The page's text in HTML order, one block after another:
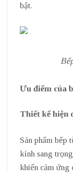
bật.
Ưu điểm của
Thiết kế hiện
Sản phẩm bếp
kính sang
khiển cảm ứng